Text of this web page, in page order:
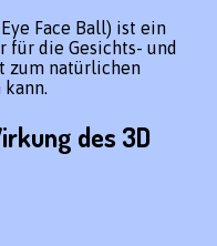
Face Ball) ist ein
für die Gesichts- und
zum natürlichen
des 3D